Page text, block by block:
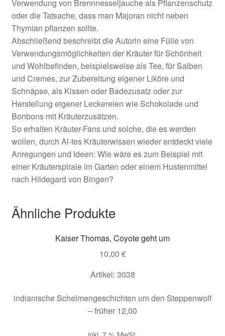
Verwendung von Brennnesseljauche als Pflanzenschutz
oder die Tatsache, dass man Majoran nicht neben
Thymian pflanzen sollte.
Abschließend beschreibt die Autorin eine Fülle von
Verwendungsmöglichkeiten der Kräuter für Schönheit
und Wohlbefinden, beispielsweise als Tee, für Salben
und Cremes, zur Zubereitung eigener Liköre und
Schnäpse, als Kissen oder Badezusatz oder zur
Herstellung eigener Leckereien wie Schokolade und
Bonbons mit Kräuterzusätzen.
So erhalten Kräuter-Fans und solche, die es werden
wollen, durch Al-tes Kräuterwissen wieder entdeckt viele
Anregungen und Ideen: Wie wäre es zum Beispiel mit
einer Kräuterspirale im Garten oder einem Hustenmittel
nach Hildegard von Bingen?
Ähnliche Produkte
Kaiser Thomas, Coyote geht um
10,00 €
Artikel: 3038
indianische Schelmengeschichten um den Steppenwolf
– früher 12,00